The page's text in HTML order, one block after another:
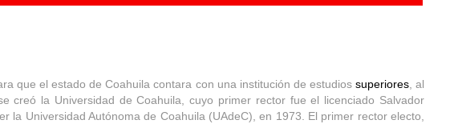
que el estado de Coahuila contara con una institución de estudios superiores, al
la Universidad de Coahuila, cuyo primer rector fue el licenciado Salvador
Universidad Autónoma de Coahuila (UAdeC), en 1973. El primer rector electo,